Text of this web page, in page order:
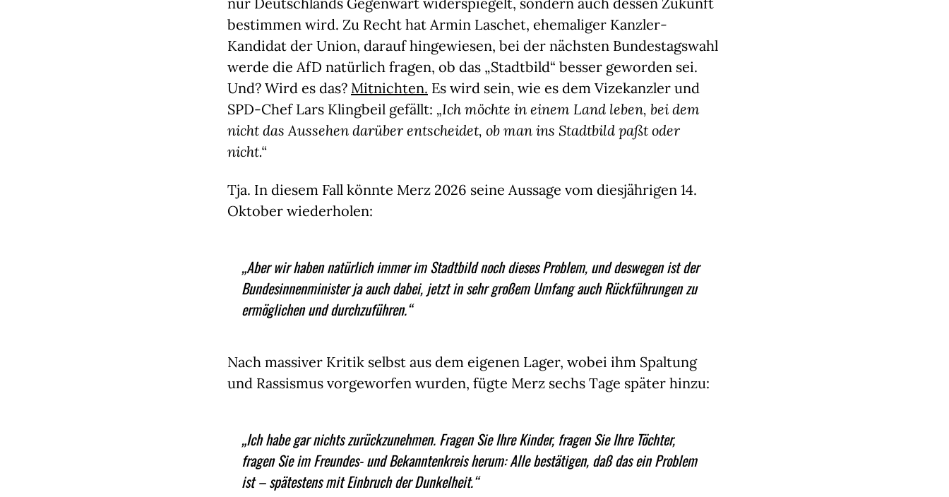
bestimmen wird. Zu Recht hat Armin Laschet, ehemaliger Kanzler-
Kandidat der Union, darauf hingewiesen, bei der nächsten Bundestagswahl
werde die AfD natürlich fragen, ob das „Stadtbild“ besser geworden sei.
Und? Wird es das? Mitnichten. Es wird sein, wie es dem Vizekanzler und
SPD-Chef Lars Klingbeil gefällt: „Ich möchte in einem Land leben, bei dem
nicht das Aussehen darüber entscheidet, ob man ins Stadtbild paßt oder
nicht.“
Tja. In diesem Fall könnte Merz 2026 seine Aussage vom diesjährigen 14.
Oktober wiederholen:
„Aber wir haben natürlich immer im Stadtbild noch dieses Problem, und deswegen ist der
Bundesinnenminister ja auch dabei, jetzt in sehr großem Umfang auch Rückführungen zu
ermöglichen und durchzuführen.“
Nach massiver Kritik selbst aus dem eigenen Lager, wobei ihm Spaltung
und Rassismus vorgeworfen wurden, fügte Merz sechs Tage später hinzu:
„Ich habe gar nichts zurückzunehmen. Fragen Sie Ihre Kinder, fragen Sie Ihre Töchter,
fragen Sie im Freundes- und Bekanntenkreis herum: Alle bestätigen, daß das ein Problem
ist – spätestens mit Einbruch der Dunkelheit.“